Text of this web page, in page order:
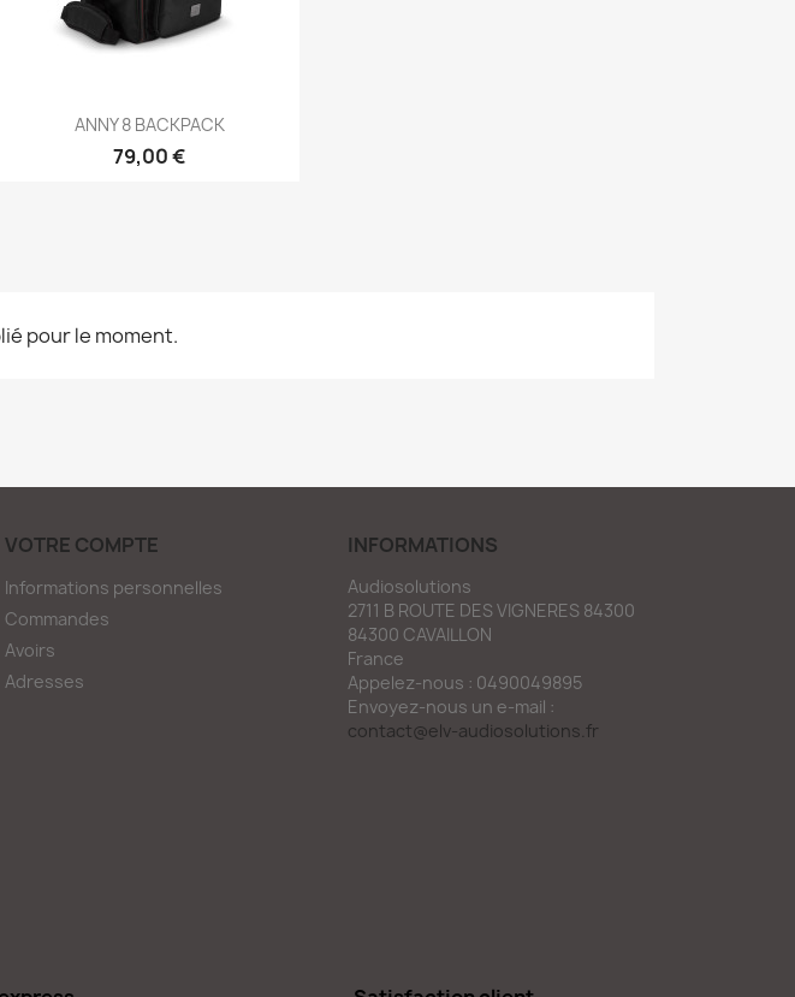
ANNY 8 BACKPACK
79,00 €
Aperçu rapide
pour le moment.
VOTRE COMPTE
Informations personnelles
Commandes
Avoirs
Adresses
INFORMATIONS
Audiosolutions
2711 B ROUTE DES VIGNERES 84300
84300 CAVAILLON
France
Appelez-nous : 0490049895
Envoyez-nous un e-mail :
contact@elv-audiosolutions.fr